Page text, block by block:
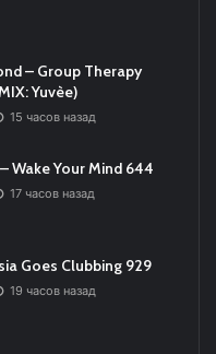
– Group Therapy
Yuvèe)
15 часов назад
Wake Your Mind 644
17 часов назад
Goes Clubbing 929
19 часов назад